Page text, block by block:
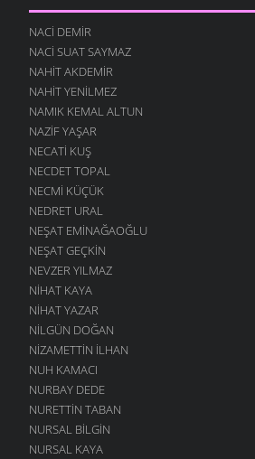
NACI DEMIR
NACI SUAT SAYMAZ
NAHIT AKDEMIR
NAHIT YENILMEZ
NAMIK KEMAL ALTUN
NAZIF YAŞAR
NECATI KUŞ
NECDET TOPAL
NECMI KÜÇÜK
NEDRET URAL
NEŞAT EMINAĞAOĞLU
NEŞAT GEÇKIN
NEVZER YILMAZ
NIHAT KAYA
NIHAT YAZAR
NILGÜN DOĞAN
NIZAMETTIN İLHAN
NUH KAMACI
NURBAY DEDE
NURETTIN TABAN
NURSAL BILGIN
NURSAL KAYA